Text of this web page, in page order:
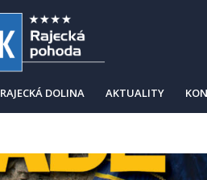
RAJECKÁ DOLINA AKTUALITY